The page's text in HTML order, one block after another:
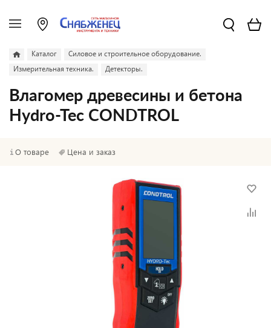
Каталог
Силовое и строительное оборудование.
Измерительная техника.
Детекторы.
Влагомер древесины и бетона
Hydro-Tec CONDTROL
О товаре Цена и заказ